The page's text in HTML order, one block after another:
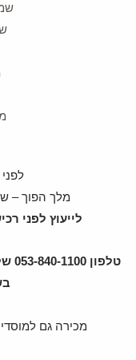
מלך הפוך –
לייעוץ לפני
מכירה גם